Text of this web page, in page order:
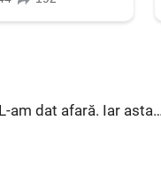
am dat afară. Iar